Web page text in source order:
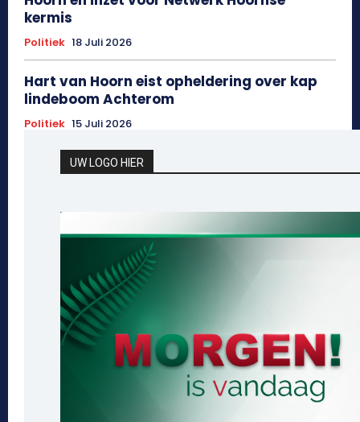
kermis
Politiek 18 Juli 2026
Hart van Hoorn eist opheldering over kap
lindeboom Achterom
Politiek 15 Juli 2026
UW LOGO HIER